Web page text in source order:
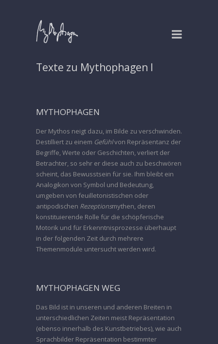
Texte zu Mythophagen I
MYTHOPHAGEN
Der Mythos neigt dazu, im Bilde zu verschwinden.
Destilliert zu einem Gefühlvon Repräsentanz der
Begriffe, Werte oder Geschichten, verliert der
Betrachter, so sehr er diese auch zu beschwören
scheint, das Bewusstsein für sie. Ihm bleibt ein
Analogikon von Symbol und Bedeutung,
umgeben von feuilletonistischen oder
antipodischen Rezeptionsmythen, deren
konstituierende Rolle für die schöpferische
Motorik und für Erkenntnisprozesse überhaupt
in der folgenden Zeit durch mehrere
Themenmodule untersucht werden wird.
MYTHOPHAGEN WEG
Das Bild ist in unseren und anderen Breiten in
unterschiedlichen Zeiten meist Repräsentation
(ebenso innerhalb des Kunstbetriebes), wie auch
Sprachbilder Repräsentation bestimmter